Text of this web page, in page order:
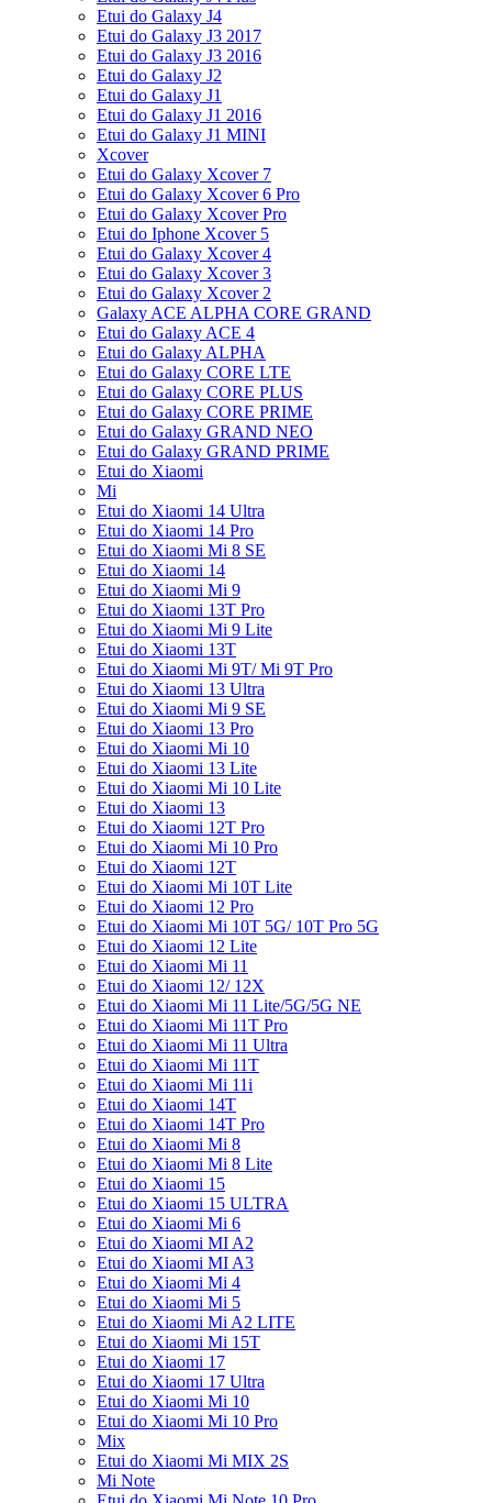
Etui do Galaxy J4
Etui do Galaxy J3 2017
Etui do Galaxy J3 2016
Etui do Galaxy J2
Etui do Galaxy J1
Etui do Galaxy J1 2016
Etui do Galaxy J1 MINI
Xcover
Etui do Galaxy Xcover 7
Etui do Galaxy Xcover 6 Pro
Etui do Galaxy Xcover Pro
Etui do Iphone Xcover 5
Etui do Galaxy Xcover 4
Etui do Galaxy Xcover 3
Etui do Galaxy Xcover 2
Galaxy ACE ALPHA CORE GRAND
Etui do Galaxy ACE 4
Etui do Galaxy ALPHA
Etui do Galaxy CORE LTE
Etui do Galaxy CORE PLUS
Etui do Galaxy CORE PRIME
Etui do Galaxy GRAND NEO
Etui do Galaxy GRAND PRIME
Etui do Xiaomi
Mi
Etui do Xiaomi 14 Ultra
Etui do Xiaomi 14 Pro
Etui do Xiaomi Mi 8 SE
Etui do Xiaomi 14
Etui do Xiaomi Mi 9
Etui do Xiaomi 13T Pro
Etui do Xiaomi Mi 9 Lite
Etui do Xiaomi 13T
Etui do Xiaomi Mi 9T/ Mi 9T Pro
Etui do Xiaomi 13 Ultra
Etui do Xiaomi Mi 9 SE
Etui do Xiaomi 13 Pro
Etui do Xiaomi Mi 10
Etui do Xiaomi 13 Lite
Etui do Xiaomi Mi 10 Lite
Etui do Xiaomi 13
Etui do Xiaomi 12T Pro
Etui do Xiaomi Mi 10 Pro
Etui do Xiaomi 12T
Etui do Xiaomi Mi 10T Lite
Etui do Xiaomi 12 Pro
Etui do Xiaomi Mi 10T 5G/ 10T Pro 5G
Etui do Xiaomi 12 Lite
Etui do Xiaomi Mi 11
Etui do Xiaomi 12/ 12X
Etui do Xiaomi Mi 11 Lite/5G/5G NE
Etui do Xiaomi Mi 11T Pro
Etui do Xiaomi Mi 11 Ultra
Etui do Xiaomi Mi 11T
Etui do Xiaomi Mi 11i
Etui do Xiaomi 14T
Etui do Xiaomi 14T Pro
Etui do Xiaomi Mi 8
Etui do Xiaomi Mi 8 Lite
Etui do Xiaomi 15
Etui do Xiaomi 15 ULTRA
Etui do Xiaomi Mi 6
Etui do Xiaomi MI A2
Etui do Xiaomi MI A3
Etui do Xiaomi Mi 4
Etui do Xiaomi Mi 5
Etui do Xiaomi Mi A2 LITE
Etui do Xiaomi Mi 15T
Etui do Xiaomi 17
Etui do Xiaomi 17 Ultra
Etui do Xiaomi Mi 10
Etui do Xiaomi Mi 10 Pro
Mix
Etui do Xiaomi Mi MIX 2S
Mi Note